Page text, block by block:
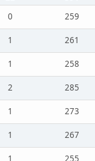
0
259
1
261
1
258
2
285
1
273
1
267
1 255